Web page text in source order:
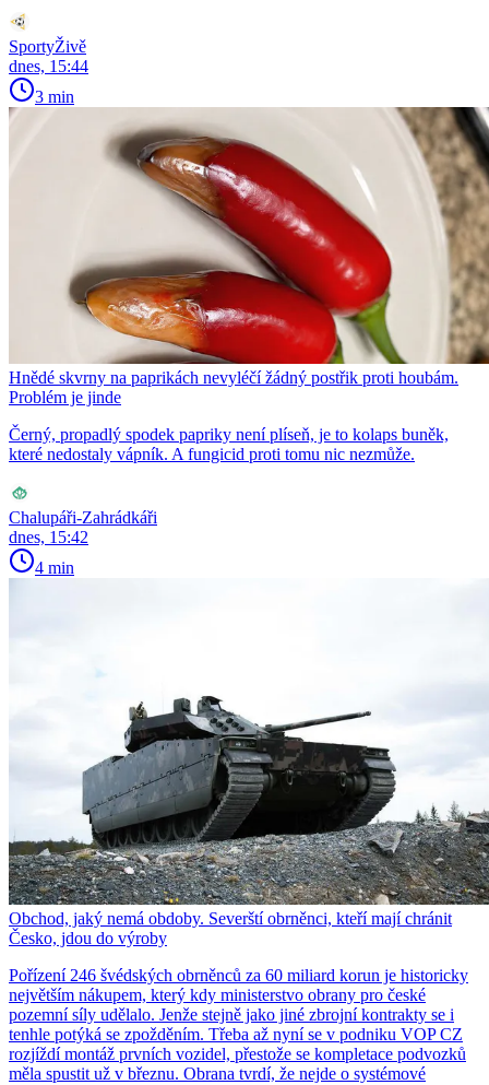
SportyŽivě
dnes, 15:44
3 min
Hnědé skvrny na paprikách nevyléčí žádný postřik proti houbám.
Problém je jinde
Černý, propadlý spodek papriky není plíseň, je to kolaps buněk,
které nedostaly vápník. A fungicid proti tomu nic nezmůže.
Chalupáři-Zahrádkáři
dnes, 15:42
4 min
Obchod, jaký nemá obdoby. Severští obrněnci, kteří mají chránit
Česko, jdou do výroby
Pořízení 246 švédských obrněnců za 60 miliard korun je historicky
největším nákupem, který kdy ministerstvo obrany pro české
pozemní síly udělalo. Jenže stejně jako jiné zbrojní kontrakty se i
tenhle potýká se zpožděním. Třeba až nyní se v podniku VOP CZ
rozjíždí montáž prvních vozidel, přestože se kompletace podvozků
měla spustit už v březnu. Obrana tvrdí, že nejde o systémové